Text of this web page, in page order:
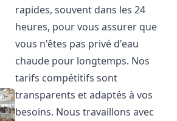
rapides, souvent dans les 24
heures, pour vous assurer que
vous n'êtes pas privé d'eau
chaude pour longtemps. Nos
tarifs compétitifs sont
transparents et adaptés à vos
besoins. Nous travaillons avec